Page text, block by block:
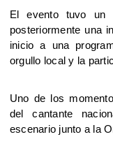
El evento tuvo un
posteriormente una
inicio a una
orgullo local y la
Uno de los
del cantante
escenario junto a la